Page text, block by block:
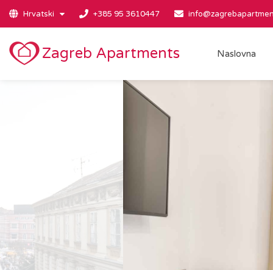
Hrvatski +385 95 3610447
Zagreb Apartments Naslovna